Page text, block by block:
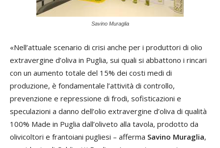
Savino Muraglia
«Nell’attuale scenario di crisi anche per i produttori di olio
extravergine d’oliva in Puglia, sui quali si abbattono i rincari
con un aumento totale del 15% dei costi medi di
produzione, è fondamentale l’attività di controllo,
prevenzione e repressione di frodi, sofisticazioni e
speculazioni a danno dell’olio extravergine d’oliva di qualità
100% Made in Puglia dall’oliveto alla tavola, prodotto da
olivicoltori e frantoiani pugliesi – afferma Savino Muraglia,